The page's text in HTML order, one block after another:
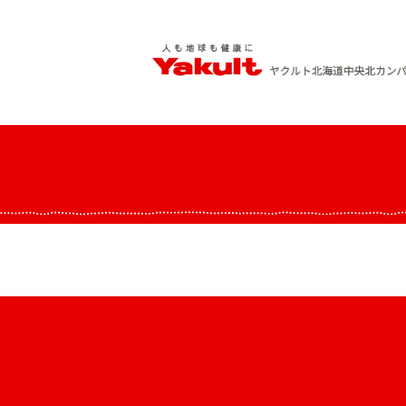
content
ヤクルト北海道中央 北カンパニー
人も地球も健康に